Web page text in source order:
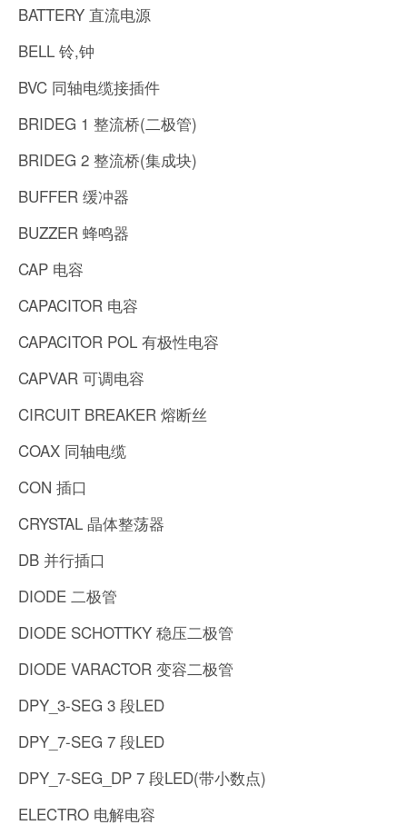
BATTERY 直流电源
BELL 铃,钟
BVC 同轴电缆接插件
BRIDEG 1 整流桥(二极管)
BRIDEG 2 整流桥(集成块)
BUFFER 缓冲器
BUZZER 蜂鸣器
CAP 电容
CAPACITOR 电容
CAPACITOR POL 有极性电容
CAPVAR 可调电容
CIRCUIT BREAKER 熔断丝
COAX 同轴电缆
CON 插口
CRYSTAL 晶体整荡器
DB 并行插口
DIODE 二极管
DIODE SCHOTTKY 稳压二极管
DIODE VARACTOR 变容二极管
DPY_3-SEG 3 段LED
DPY_7-SEG 7 段LED
DPY_7-SEG_DP 7 段LED(带小数点)
ELECTRO 电解电容